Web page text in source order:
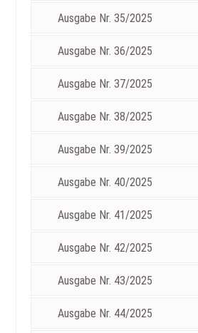
Ausgabe Nr. 35/2025
Ausgabe Nr. 36/2025
Ausgabe Nr. 37/2025
Ausgabe Nr. 38/2025
Ausgabe Nr. 39/2025
Ausgabe Nr. 40/2025
Ausgabe Nr. 41/2025
Ausgabe Nr. 42/2025
Ausgabe Nr. 43/2025
Ausgabe Nr. 44/2025